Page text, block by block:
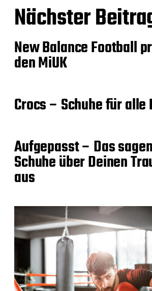
Nächster
New Balance Football
den MiUK
Crocs – Schuhe für alle
Aufgepasst – Das
Schuhe über Deinen
aus